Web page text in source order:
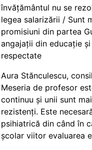
învățământul nu se
legea salarizării / Sunt
promisiuni din partea
angajații din educație
respectate
Aura Stănculescu,
Meseria de profesor
continuu și unii sunt
rezistenți. Este
psihiatrică din când în
școlar viitor evaluarea